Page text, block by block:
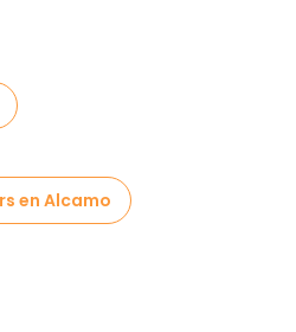
en Alcamo